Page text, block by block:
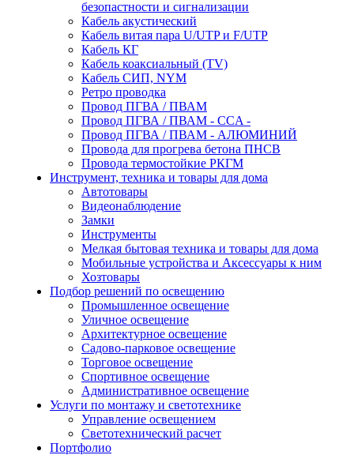
безопастности и сигнализации
Кабель акустический
Кабель витая пара U/UTP и F/UTP
Кабель КГ
Кабель коаксиальный (TV)
Кабель СИП, NYM
Ретро проводка
Провод ПГВА / ПВАМ
Провод ПГВА / ПВАМ - CCA -
Провод ПГВА / ПВАМ - АЛЮМИНИЙ
Провода для прогрева бетона ПНСВ
Провода термостойкие РКГМ
Инструмент, техника и товары для дома
Автотовары
Видеонаблюдение
Замки
Инструменты
Мелкая бытовая техника и товары для дома
Мобильные устройства и Аксессуары к ним
Хозтовары
Подбор решений по освещению
Промышленное освещение
Уличное освещение
Архитектурное освещение
Садово-парковое освещение
Торговое освещение
Спортивное освещение
Административное освещение
Услуги по монтажу и светотехнике
Управление освещением
Светотехнический расчет
Портфолио